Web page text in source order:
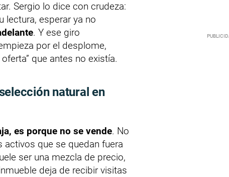
Sergio lo dice con crudeza:
lectura, esperar ya no
. Y ese giro
por el desplome,
que antes no existía.
natural en
es porque no se vende. No
que se quedan fuera
ser una mezcla de precio,
deja de recibir visitas